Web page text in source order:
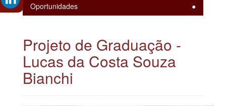
Oportunidades
Projeto de Graduação -
Lucas da Costa Souza
Bianchi